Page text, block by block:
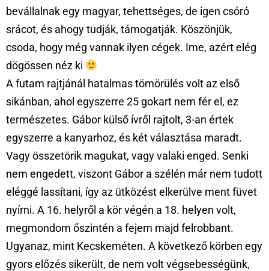
bevállalnak egy magyar, tehettséges, de igen csóró
srácot, és ahogy tudják, támogatják. Köszönjük,
csoda, hogy még vannak ilyen cégek. Ime, azért elég
dögössen néz ki
A futam rajtjánál hatalmas tömörülés volt az első
sikánban, ahol egyszerre 25 gokart nem fér el, ez
természetes. Gábor külső ívről rajtolt, 3-an értek
egyszerre a kanyarhoz, és két választása maradt.
Vagy összetörik magukat, vagy valaki enged. Senki
nem engedett, viszont Gábor a szélén már nem tudott
eléggé lassítani, így az ütközést elkerülve ment füvet
nyírni. A 16. helyről a kör végén a 18. helyen volt,
megmondom őszintén a fejem majd felrobbant.
Ugyanaz, mint Kecskeméten. A következő körben egy
gyors előzés sikerült, de nem volt végsebességünk,